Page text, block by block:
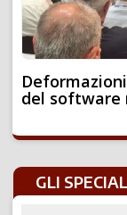
del software
GLI